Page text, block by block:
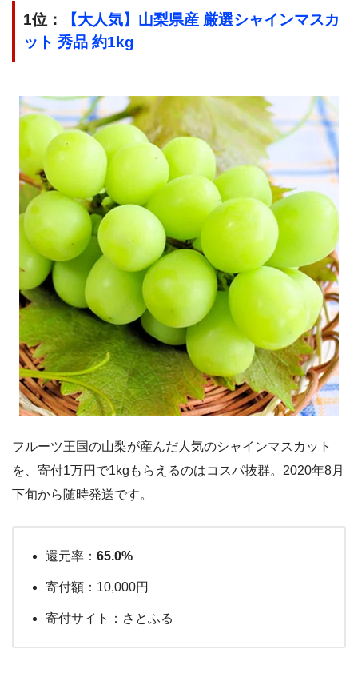
1位：
【大人気】山梨県産 厳選シャインマスカ
ット 秀品 約1kg
フルーツ王国の山梨が産んだ人気のシャインマスカット
を、寄付1万円で1kgもらえるのはコスパ抜群。2020年8月
下旬から随時発送です。
還元率： 65.0%
寄付額：10,000円
寄付サイト：さとふる